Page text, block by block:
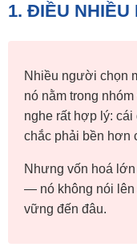
1. ĐIỀU
Nhiều người chọn
nó nằm trong
nghe rất hợp lý:
chắc phải bền hơn
Nhưng vốn hoá
— nó không nói lên
vững đến đâu.